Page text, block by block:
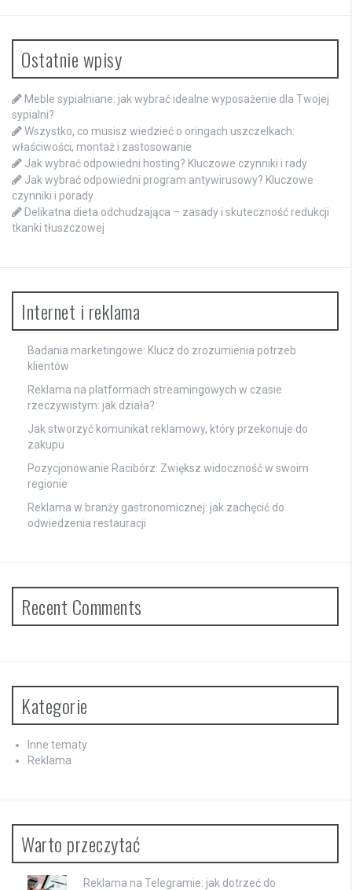
Ostatnie wpisy
Meble sypialniane: jak wybrać idealne wyposażenie dla Twojej
sypialni?
Wszystko, co musisz wiedzieć o oringach uszczelkach:
właściwości, montaż i zastosowanie
Jak wybrać odpowiedni hosting? Kluczowe czynniki i rady
Jak wybrać odpowiedni program antywirusowy? Kluczowe
czynniki i porady
Delikatna dieta odchudzająca – zasady i skuteczność redukcji
tkanki tłuszczowej
Internet i reklama
Badania marketingowe: Klucz do zrozumienia potrzeb
klientów
Reklama na platformach streamingowych w czasie
rzeczywistym: jak działa?
Jak stworzyć komunikat reklamowy, który przekonuje do
zakupu
Pozycjonowanie Racibórz: Zwiększ widoczność w swoim
regionie
Reklama w branży gastronomicznej: jak zachęcić do
odwiedzenia restauracji
Recent Comments
Kategorie
Inne tematy
Reklama
Warto przeczytać
Reklama na Telegramie: jak dotrzeć do